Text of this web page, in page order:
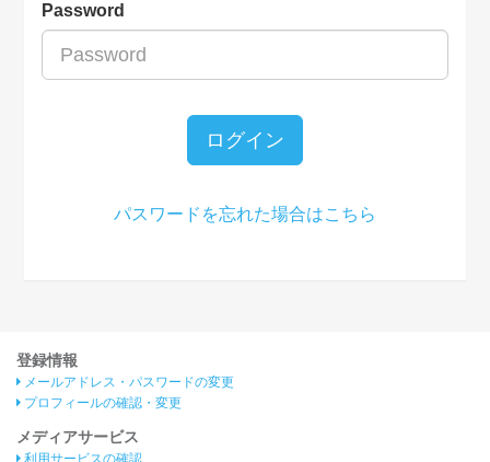
Password
ログイン
パスワードを忘れた場合はこちら
登録情報
メールアドレス・パスワードの変更
プロフィールの確認・変更
メディアサービス
利用サービスの確認